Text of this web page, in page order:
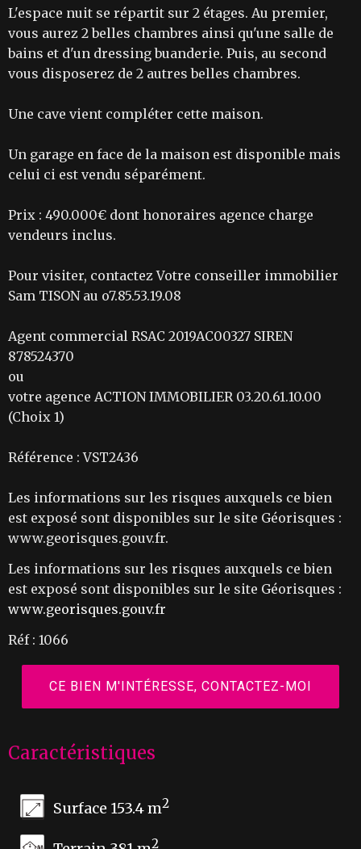
L'espace nuit se répartit sur 2 étages. Au premier,
vous aurez 2 belles chambres ainsi qu'une salle de
bains et d'un dressing buanderie. Puis, au second
vous disposerez de 2 autres belles chambres.
Une cave vient compléter cette maison.
Un garage en face de la maison est disponible mais
celui ci est vendu séparément.
Prix : 490.000€ dont honoraires agence charge
vendeurs inclus.
Pour visiter, contactez Votre conseiller immobilier
Sam TISON au o7.85.53.19.08
Agent commercial RSAC 2019AC00327 SIREN
878524370
ou
votre agence ACTION IMMOBILIER 03.20.61.10.00
(Choix 1)
Référence : VST2436
Les informations sur les risques auxquels ce bien
est exposé sont disponibles sur le site Géorisques :
www.georisques.gouv.fr.
Les informations sur les risques auxquels ce bien
est exposé sont disponibles sur le site Géorisques :
www.georisques.gouv.fr
Réf : 1066
CE BIEN M'INTÉRESSE, CONTACTEZ-MOI
Caractéristiques
Surface 153.4 m2
2